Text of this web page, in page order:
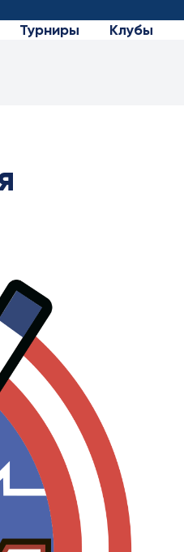
Турниры Клубы